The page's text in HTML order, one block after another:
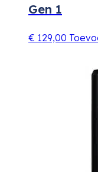
Gen 1
€ 129,00